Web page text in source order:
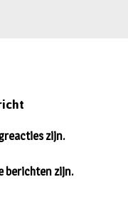
zijn.
berichten zijn.